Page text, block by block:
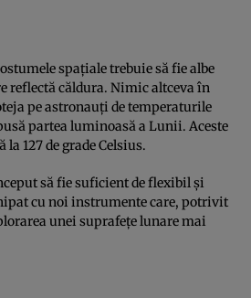
spațiale trebuie să fie albe
reflectă căldura. Nimic altceva în
pe astronauți de temperaturile
partea luminoasă a Lunii. Aceste
127 de grade Celsius.
să fie suficient de flexibil și
cu noi instrumente care, potrivit
unei suprafețe lunare mai